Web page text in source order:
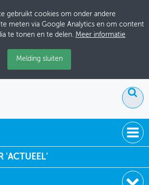
gebruikt cookies om onder andere
meten via Google Analytics en om content
te tonen en te delen. Meer informatie
Melding sluiten
'ACTUEEL'
het stadshart